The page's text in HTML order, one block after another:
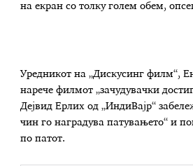
на екран со толку голем обем,
Уредникот на „Дискусинг филм“,
нарече филмот „зачудувачки
Дејвид Ерлих од „ИндиВајр“
чин го наградува патувањето“ и
по патот.